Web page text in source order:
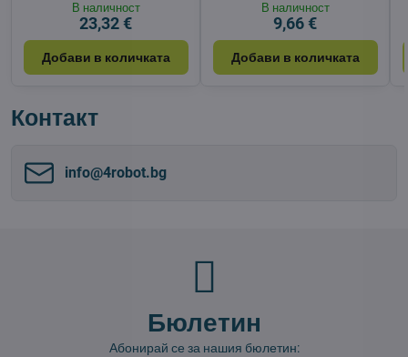
В наличност
23,32 €
Добави в количката
В наличност
9,66 €
Добави в количката
Контакт
info​@4robot​.bg
Бюлетин
Абонирай се за нашия бюлетин: